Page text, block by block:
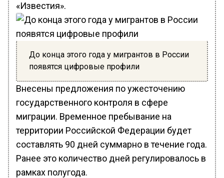
«Известия».
До конца этого года у мигрантов в России
появятся цифровые профили
Внесены предложения по ужесточению
государственного контроля в сфере
миграции. Временное пребывание на
территории Российской Федерации будет
составлять 90 дней суммарно в течение года.
Ранее это количество дней регулировалось в
рамках полугода.